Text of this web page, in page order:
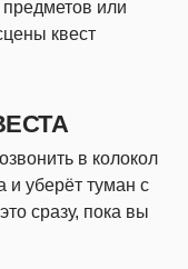
или
квест
в колокол
и уберёт туман с
сразу, пока вы